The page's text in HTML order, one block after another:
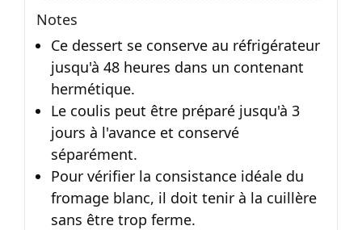
Notes
Ce dessert se conserve au réfrigérateur
jusqu'à 48 heures dans un contenant
hermétique.
Le coulis peut être préparé jusqu'à 3
jours à l'avance et conservé
séparément.
Pour vérifier la consistance idéale du
fromage blanc, il doit tenir à la cuillère
sans être trop ferme.